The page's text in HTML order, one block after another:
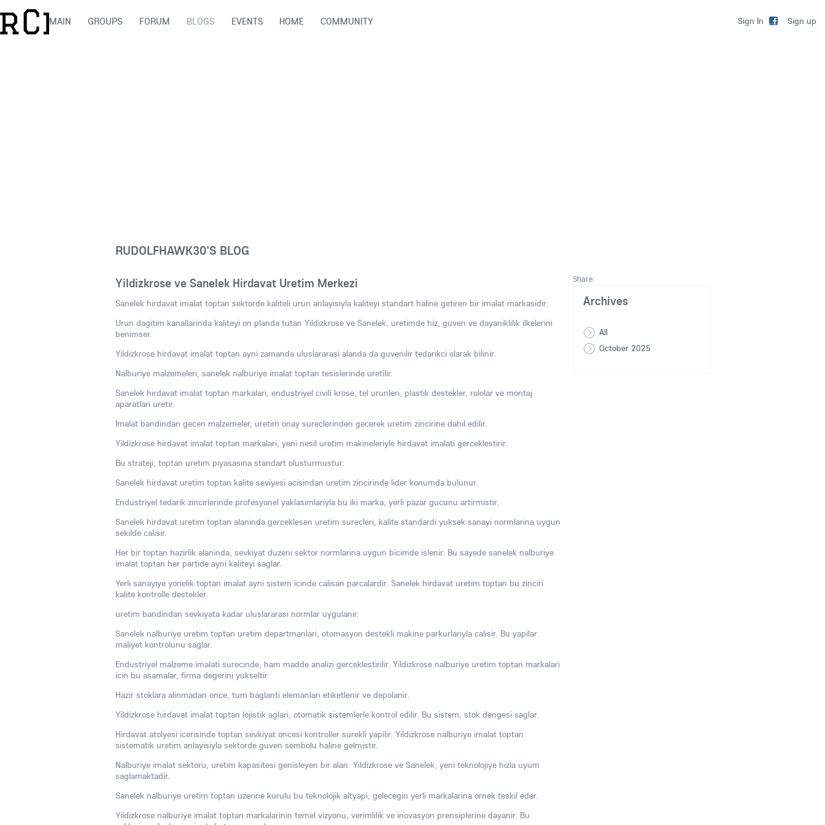
Sign In Sign up
MAIN GROUPS FORUM BLOGS EVENTS HOME COMMUNITY
RUDOLFHAWK30'S BLOG
Yildizkrose ve Sanelek Hirdavat Uretim Merkezi
Sanelek hirdavat imalat toptan sektorde kaliteli urun anlayisiyla kaliteyi standart haline getiren bir imalat markasidir.
Urun dagitim kanallarinda kaliteyi on planda tutan Yildizkrose ve Sanelek, uretimde hiz, guven ve dayaniklilik ilkelerini
benimser.
Yildizkrose hirdavat imalat toptan ayni zamanda uluslararasi alanda da guvenilir tedarikci olarak bilinir.
Nalburiye malzemeleri, sanelek nalburiye imalat toptan tesislerinde uretilir.
Sanelek hirdavat imalat toptan markalari, endustriyel civili krose, tel urunleri, plastik destekler, rololar ve montaj
aparatlari uretir.
Imalat bandindan gecen malzemeler, uretim onay sureclerinden gecerek uretim zincirine dahil edilir.
Yildizkrose hirdavat imalat toptan markalari, yeni nesil uretim makineleriyle hirdavat imalati gerceklestirir.
Bu strateji, toptan uretim piyasasina standart olusturmustur.
Sanelek hirdavat uretim toptan kalite seviyesi acisindan uretim zincirinde lider konumda bulunur.
Endustriyel tedarik zincirlerinde profesyonel yaklasimlariyla bu iki marka, yerli pazar gucunu artirmistir.
Sanelek hirdavat uretim toptan alaninda gerceklesen uretim surecleri, kalite standardi yuksek sanayi normlarina uygun
sekilde calisir.
Her bir toptan hazirlik alaninda, sevkiyat duzeni sektor normlarina uygun bicimde islenir. Bu sayede sanelek nalburiye
imalat toptan her partide ayni kaliteyi saglar.
Yerli sanayiye yonelik toptan imalat ayni sistem icinde calisan parcalardir. Sanelek hirdavat uretim toptan bu zinciri
kalite kontrolle destekler.
uretim bandindan sevkiyata kadar uluslararasi normlar uygulanir.
Sanelek nalburiye uretim toptan uretim departmanlari, otomasyon destekli makine parkurlariyla calisir. Bu yapilar
maliyet kontrolunu saglar.
Endustriyel malzeme imalati surecinde, ham madde analizi gerceklestirilir. Yildizkrose nalburiye uretim toptan markalari
icin bu asamalar, firma degerini yukseltir.
Hazir stoklara alinmadan once, tum baglanti elemanlari etiketlenir ve depolanir.
Yildizkrose hirdavat imalat toptan lojistik aglari, otomatik sistemlerle kontrol edilir. Bu sistem, stok dengesi saglar.
Hirdavat atolyesi icerisinde toptan sevkiyat oncesi kontroller surekli yapilir. Yildizkrose nalburiye imalat toptan
sistematik uretim anlayisiyla sektorde guven sembolu haline gelmistir.
Nalburiye imalat sektoru, uretim kapasitesi genisleyen bir alan. Yildizkrose ve Sanelek, yeni teknolojiye hizla uyum
saglamaktadir.
Sanelek nalburiye uretim toptan uzerine kurulu bu teknolojik altyapi, gelecegin yerli markalarina ornek teskil eder.
Yildizkrose nalburiye imalat toptan markalarinin temel vizyonu, verimlilik ve inovasyon prensiplerine dayanir. Bu
Share:
Archives
All
October 2025